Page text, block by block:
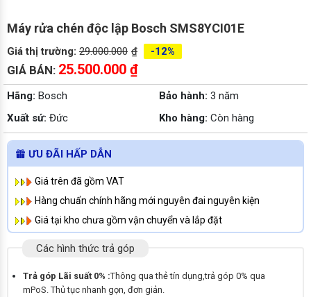
Máy rửa chén độc lập Bosch SMS8YCI01E
Giá thị trường: 29.000.000 ₫ -12%
GIÁ BÁN: 25.500.000 ₫
Hãng: Bosch Bảo hành: 3 năm
Xuất sứ: Đức Kho hàng: Còn hàng
ƯU ĐÃI HẤP DẪN
Giá trên đã gồm VAT
Hàng chuẩn chính hãng mới nguyên đai nguyên kiện
Giá tại kho chưa gồm vận chuyển và lắp đặt
Các hình thức trả góp
Trả góp Lãi suất 0% :Thông qua thẻ tín dụng,trả góp 0% qua
mPoS. Thủ tục nhanh gọn, đơn giản.